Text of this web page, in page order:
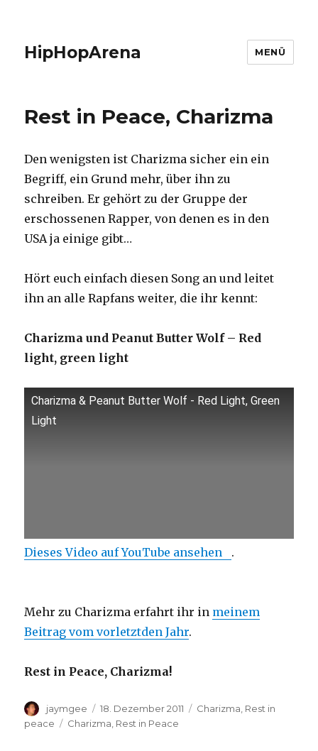
HipHopArena MENÜ
Rest in Peace, Charizma
Den wenigsten ist Charizma sicher ein ein
Begriff, ein Grund mehr, über ihn zu
schreiben. Er gehört zu der Gruppe der
erschossenen Rapper, von denen es in den
USA ja einige gibt…
Hört euch einfach diesen Song an und leitet
ihn an alle Rapfans weiter, die ihr kennt:
Charizma und Peanut Butter Wolf – Red
light, green light
Charizma & Peanut Butter Wolf - Red Light, Green
Light
Dieses Video auf YouTube ansehen .
Mehr zu Charizma erfahrt ihr in meinem
Beitrag vom vorletztden Jahr.
Rest in Peace, Charizma!
Autor
jaymgee
Veröffentlicht
am
18. Dezember 2011 Kategorien
Charizma, Rest in
peace
Schlagwörter
Charizma, Rest in Peace